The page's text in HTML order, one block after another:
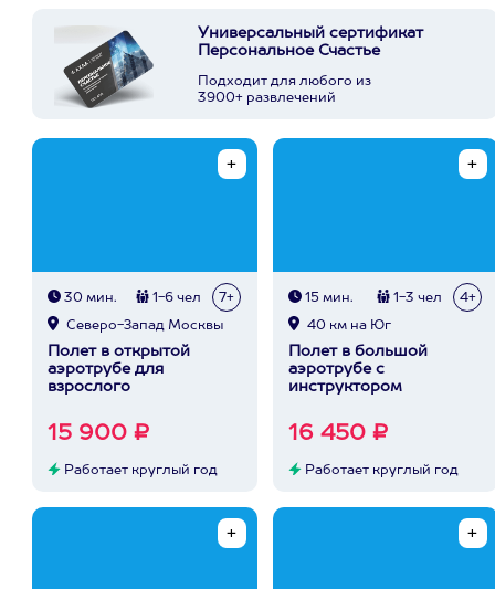
Универсальный сертификат
Персональное Счастье
Подходит для любого из
3900+ развлечений
30 мин. 1-6 чел 7+
Северо-Запад Москвы
Полет в открытой
аэротрубе для
взрослого
15 900 ₽
Работает круглый год
15 мин. 1-3 чел 4+
40 км на Юг
Полет в большой
аэротрубе с
инструктором
16 450 ₽
Работает круглый год